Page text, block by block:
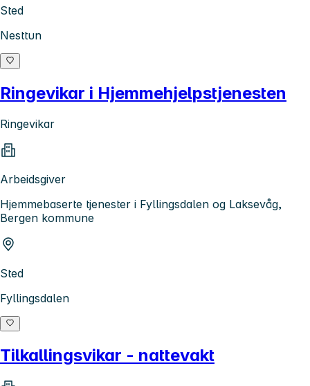
Sted
Nesttun
Ringevikar i Hjemmehjelpstjenesten
Ringevikar
Arbeidsgiver
Hjemmebaserte tjenester i Fyllingsdalen og Laksevåg,
Bergen kommune
Sted
Fyllingsdalen
Tilkallingsvikar - nattevakt